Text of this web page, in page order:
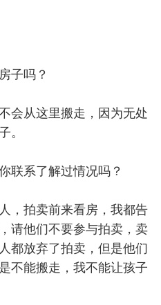
子吗？
会从这里搬走，因为无处
。
联系了解过情况吗？
，拍卖前来看房，我都告
请他们不要参与拍卖，卖
都放弃了拍卖，但是他们
不能搬走，我不能让孩子